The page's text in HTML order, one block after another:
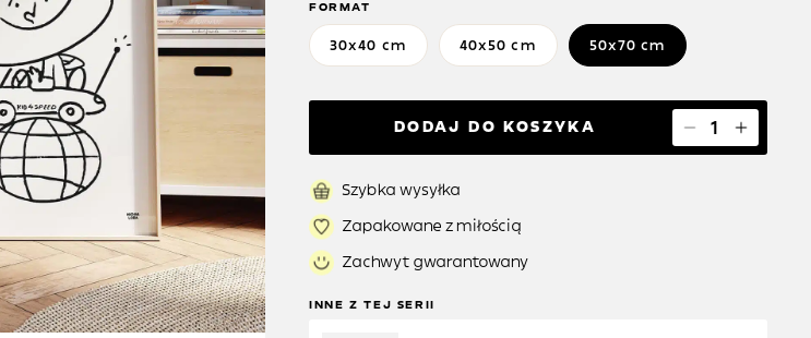
FORMAT
30x40 cm 40x50 cm 50x70 cm
DODAJ DO KOSZYKA
Szybka wysyłka
Zapakowane z miłością
Zachwyt gwarantowany
INNE Z TEJ SERII